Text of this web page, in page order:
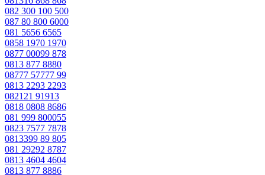
082 300 100 500
087 80 800 6000
081 5656 6565
0858 1970 1970
0877 00099 878
0813 877 8880
08777 57777 99
0813 2293 2293
082121 91913
0818 0808 8686
081 999 800055
0823 7577 7878
0813399 89 805
081 29292 8787
0813 4604 4604
0813 877 8886